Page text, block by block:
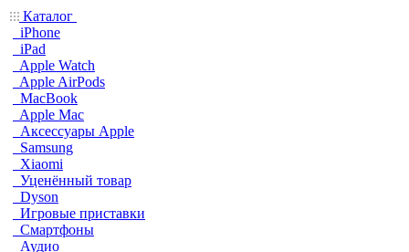
Каталог
iPhone
iPad
Apple Watch
Apple AirPods
MacBook
Apple Mac
Аксессуары Apple
Samsung
Xiaomi
Уценённый товар
Dyson
Игровые приставки
Смартфоны
Аудио